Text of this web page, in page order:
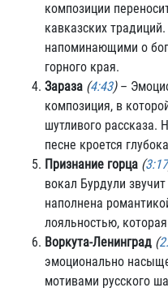
композиции
кавказских
напоминающими о
горного края.
Зараза (4:43)–
композиция, в
шутливого рассказа.
песне кроется
Признание горца (3:17
вокал Бурдули
наполнена
лояльностью,
Воркута-Ленинград (
эмоционально
мотивами русского